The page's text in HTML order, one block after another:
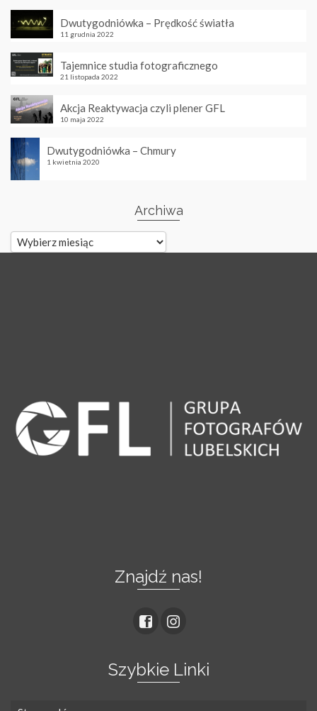
Dwutygodniówka – Prędkość światła
11 grudnia 2022
Tajemnice studia fotograficznego
21 listopada 2022
Akcja Reaktywacja czyli plener GFL
10 maja 2022
Dwutygodniówka – Chmury
1 kwietnia 2020
Archiwa
Archiwa
Znajdź nas!
Szybkie Linki